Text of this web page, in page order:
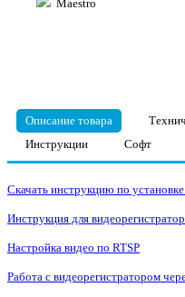
Maestro
Описание товара
Инструкции
Софт
Скачать инструкцию по установке
Инструкция для
Настройка видео по RTSP
Работа с видеорегистратором